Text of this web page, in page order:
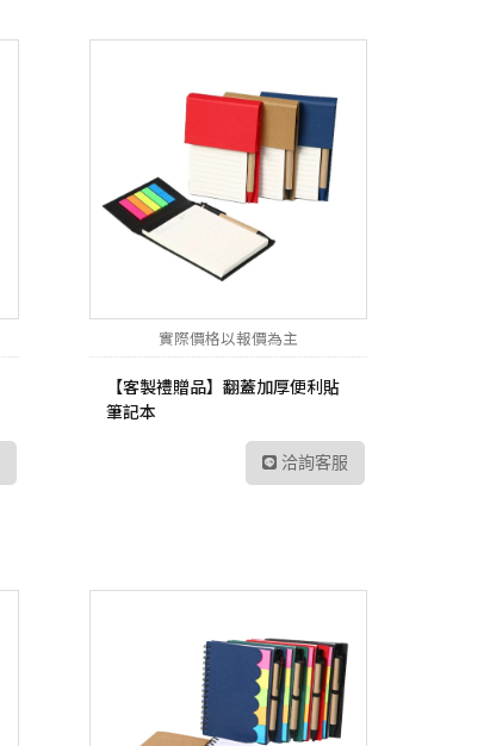
實際價格以報價為主
【客製禮贈品】翻蓋加厚便利貼
筆記本
洽詢客服